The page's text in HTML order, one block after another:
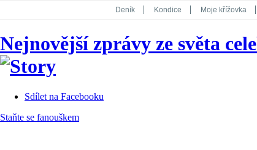
Deník Kondice Moje křížovka
Koktejl
Nejnovější zprávy ze světa
Sdílet na Facebooku
Staňte se fanouškem